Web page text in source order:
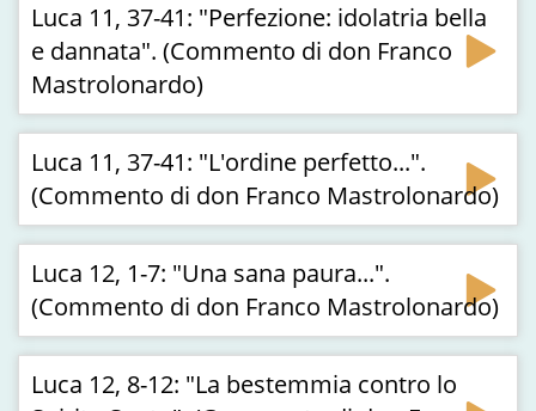
Luca 11, 37-41: "Perfezione: idolatria bella
e dannata". (Commento di don Franco
Mastrolonardo)
Luca 11, 37-41: "L'ordine perfetto...".
(Commento di don Franco Mastrolonardo)
Luca 12, 1-7: "Una sana paura...".
(Commento di don Franco Mastrolonardo)
Luca 12, 8-12: "La bestemmia contro lo